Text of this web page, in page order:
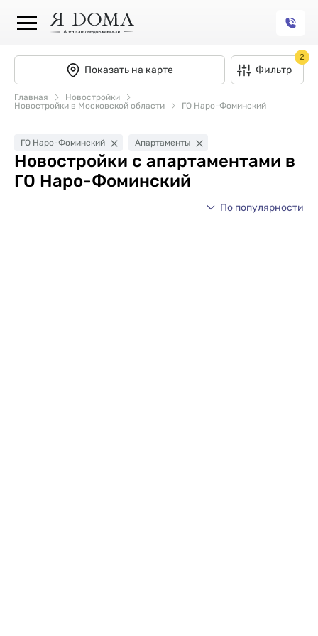
Показать на карте Фильтр
2
Главная
Новостройки
Новостройки в Московской области
ГО Наро-Фоминский
ГО Наро-Фоминский Апартаменты
Новостройки с апартаментами в
ГО Наро-Фоминский
По популярности